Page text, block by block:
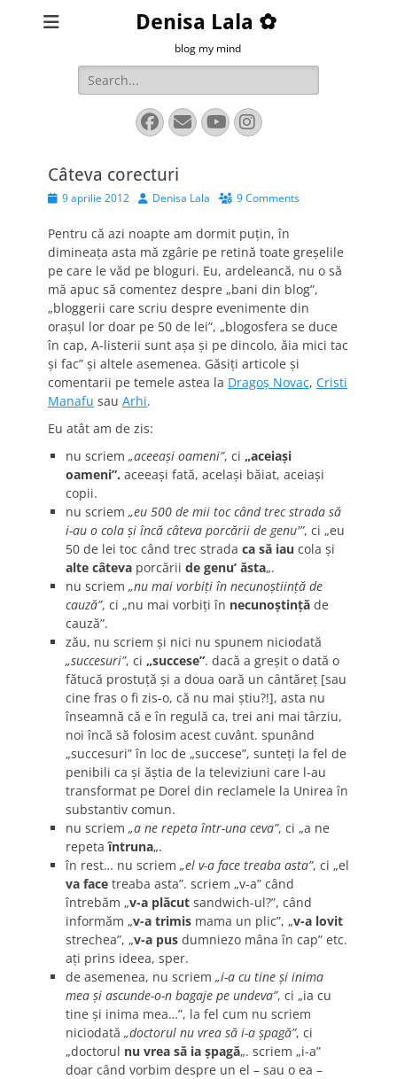
Denisa Lala ✿
blog my mind
Search
for:
Facebook
EmailYouTube
Instagram
Câteva corecturi
Posted
9 aprilie 2012 AuthorDenisa Lala 9 Comments
Pentru că azi noapte am dormit puţin, în
dimineaţa asta mă zgârie pe retină toate greşelile
pe care le văd pe bloguri. Eu, ardeleancă, nu o să
mă apuc să comentez despre „bani din blog”,
„bloggerii care scriu despre evenimente din
oraşul lor doar pe 50 de lei”, „blogosfera se duce
în cap, A-listerii sunt aşa şi pe dincolo, ăia mici tac
şi fac” şi altele asemenea. Găsiţi articole şi
comentarii pe temele astea la Dragoş Novac, Cristi
Manafu sau Arhi.
Eu atât am de zis:
nu scriem „aceeaşi oameni”, ci „aceiaşi
oameni”. aceeaşi fată, acelaşi băiat, aceiaşi
copii.
nu scriem „eu 500 de mii toc când trec strada să
i-au o cola şi încă câteva porcării de genu'”, ci „eu
50 de lei toc când trec strada ca să iau cola şi
alte câteva porcării de genu’ ăsta„.
nu scriem „nu mai vorbiţi în necunoştiinţă de
cauză”, ci „nu mai vorbiţi în necunoştinţă de
cauză”.
zău, nu scriem şi nici nu spunem niciodată
„succesuri”, ci „succese”. dacă a greşit o dată o
fătucă prostuţă şi a doua oară un cântăreţ [sau
cine fras o fi zis-o, că nu mai ştiu?!], asta nu
înseamnă că e în regulă ca, trei ani mai târziu,
noi încă să folosim acest cuvânt. spunând
„succesuri” în loc de „succese”, sunteţi la fel de
penibili ca şi ăştia de la televiziuni care l-au
transformat pe Dorel din reclamele la Unirea în
substantiv comun.
nu scriem „a ne repeta într-una ceva”, ci „a ne
repetaîntruna„.
în rest… nu scriem „el v-a face treaba asta”, ci „el
va face treaba asta”. scriem „v-a” când
întrebăm „v-a plăcut sandwich-ul?”, când
informăm „v-a trimis mama un plic”, „v-a lovit
strechea”, „v-a pus dumniezo mâna în cap” etc.
aţi prins ideea, sper.
de asemenea, nu scriem „i-a cu tine şi inima
mea şi ascunde-o-n bagaje pe undeva”, ci „ia cu
tine şi inima mea…”, la fel cum nu scriem
niciodată „doctorul nu vrea să i-a şpagă”, ci
„doctorul nu vrea să ia şpagă„. scriem „i-a”
doar când vorbim despre un el – sau o ea –